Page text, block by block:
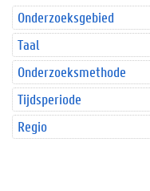
Onderzoeksgebied
Taal
Onderzoeksmethode
Tijdsperiode
Regio